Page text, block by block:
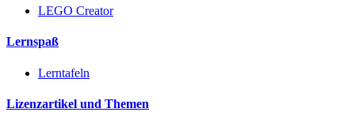
LEGO Creator
Lernspaß
Lerntafeln
Lizenzartikel und Themen